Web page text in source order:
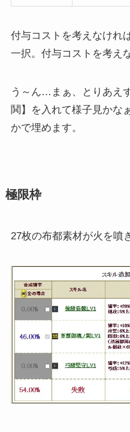
付与コストを考えなけれ
一択。付与コストを考え
う～ん…まぁ、とりあえ
鬨】を入れて様子見かな
かで埋めます。
極限枠
27枚の布都素材が火を噴